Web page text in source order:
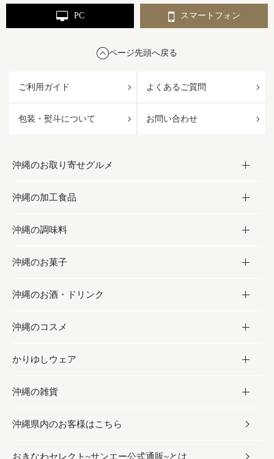
PC スマートフォン
ページ先頭へ戻る
ご利用ガイド よくあるご質問
包装・熨斗について お問い合わせ
沖縄のお取り寄せグルメ
お取り寄せグルメ
フルーツ・野菜
お肉
海産物
沖縄の加工食品
加工食品
缶詰／パウチ
沖縄料理
沖縄そば／乾麺
レトルト食品
乾物／粉類
沖縄の調味料
調味料
砂糖／黒砂糖
塩
お酢／ドレッシング
しょうゆ
みそ
だし／スパイス／島唐辛子
沖縄のお菓子
お菓子
黒糖
ちんすこう
伝統菓子
スナック
おつまみ
沖縄のお酒・ドリンク
お酒・ドリンク
泡盛
ビール・チューハイ
ワイン・ウィスキー・カクテル
ドリンク
沖縄のコスメ
コスメ
スキンケア
ボディケア
ヘアケア
かりゆしウェア
かりゆしウェア
メンズ
レディース
沖縄の雑貨
雑貨
沖縄ファッション
沖縄県内のお客様はこちら
おきなわセレクト~サンエー公式通販~とは